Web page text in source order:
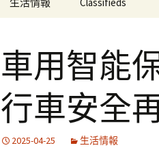
車用智能
行車安全
2025-04-25 生活情報